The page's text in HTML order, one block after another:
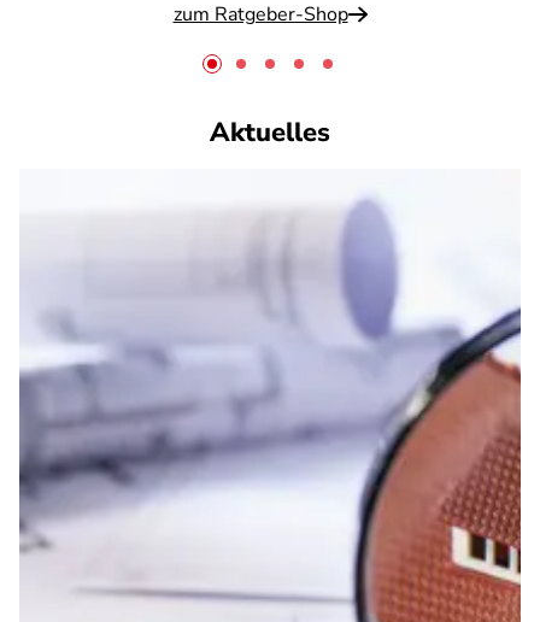
zum Ratgeber-Shop
Aktuelles